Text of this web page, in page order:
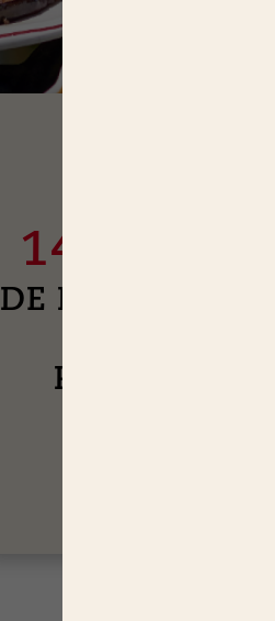
14,65 EUR
DE RÉDUCTIONS
PRODUITS